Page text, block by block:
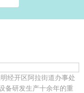
经开区阿拉街道办事处
备研发生产十余年的重